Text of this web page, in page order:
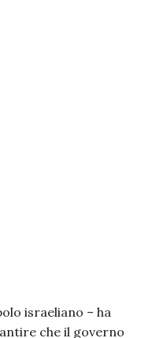
israeliano – ha
che il governo